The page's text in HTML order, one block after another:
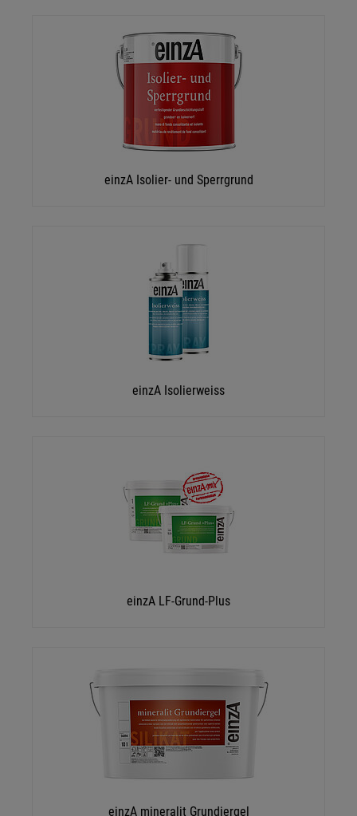
einzA Isolier- und Sperrgrund
einzA Isolierweiss
einzA LF-Grund-Plus
einzA mineralit Grundiergel